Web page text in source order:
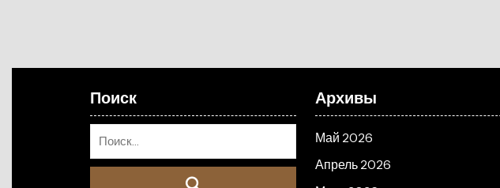
Поиск Архивы
Май 2026
Апрель 2026